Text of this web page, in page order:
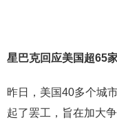
星巴克回应美国超65
昨日，美国40多个城
起了罢工，旨在加大